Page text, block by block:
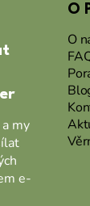
my
e-
O
O